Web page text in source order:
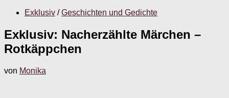
Exklusiv / Geschichten und Gedichte
Exklusiv: Nacherzählte Märchen –
Rotkäppchen
von Monika